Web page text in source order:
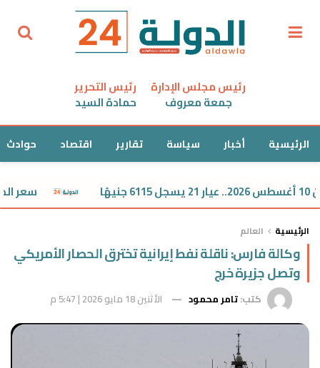
رئيس مجلس الإدارة
جمعة معروف
رئيس التحرير
حمادة السيد
الرئيسية أخبار سياسة تقارير اقتصاد حوادث
سعر الدولار
الرئيسية العالم
وكالة فارس: ناقلة نفط إيرانية تخترق الحصار الأمريكي
وتصل جزيرة خرج
كتب:تامر محمود الأثنين 18 مايو 2026 | 5:47 م